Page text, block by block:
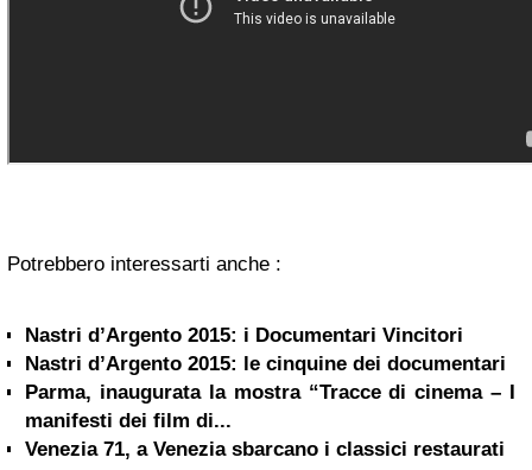
Potrebbero interessarti anche :
Nastri d’Argento 2015: i Documentari Vincitori
Nastri d’Argento 2015: le cinquine dei documentari
Parma, inaugurata la mostra “Tracce di cinema – I
manifesti dei film di...
Venezia 71, a Venezia sbarcano i classici restaurati